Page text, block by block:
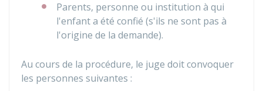
Parents, personne ou institution à qui
l'enfant a été confié (s'ils ne sont pas à
l'origine de la demande).
Au cours de la procédure, le juge doit convoquer
les personnes suivantes :